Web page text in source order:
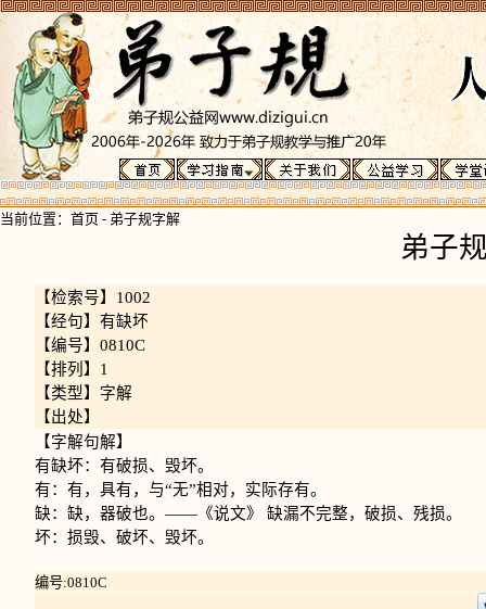
当前位置： 首页 - 弟子规字解
弟子
【检索号】1002
【经句】有缺坏
【编号】0810C
【排列】1
【类型】字解
【出处】
【字解句解】
有缺坏：有破损、毁坏。
有：有，具有，与“无”相对，实际存有。
缺：缺，器破也。——《说文》 缺漏不完整，破损、残损。
坏：损毁、破坏、毁坏。
编号:0810C